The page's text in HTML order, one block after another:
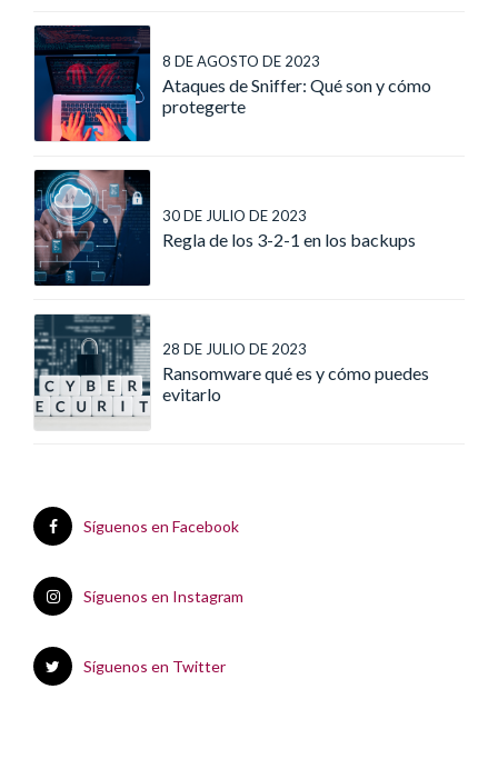
8 DE AGOSTO DE 2023
Ataques de Sniffer: Qué son y cómo
protegerte
30 DE JULIO DE 2023
Regla de los 3-2-1 en los backups
28 DE JULIO DE 2023
Ransomware qué es y cómo puedes
evitarlo
Síguenos en Facebook
Síguenos en Instagram
Síguenos en Twitter